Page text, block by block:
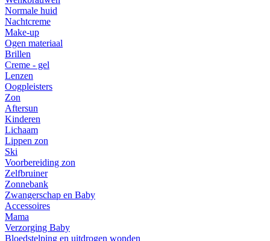
Normale huid
Nachtcreme
Make-up
Ogen materiaal
Brillen
Creme - gel
Lenzen
Oogpleisters
Zon
Aftersun
Kinderen
Lichaam
Lippen zon
Ski
Voorbereiding zon
Zelfbruiner
Zonnebank
Zwangerschap en Baby
Accessoires
Mama
Verzorging Baby
Bloedstelping en uitdrogen wonden